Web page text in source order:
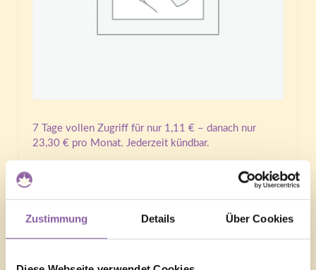
Zustimmung Details Über Cookies
7 Tage vollen Zugriff für nur 1,11 € – danach nur
23,30 € pro Monat. Jederzeit kündbar.